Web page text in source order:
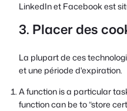
LinkedIn et Facebook est
3. Placer des
La plupart de ces
et une période d'expiration.
A function is a particular
function can be to “store